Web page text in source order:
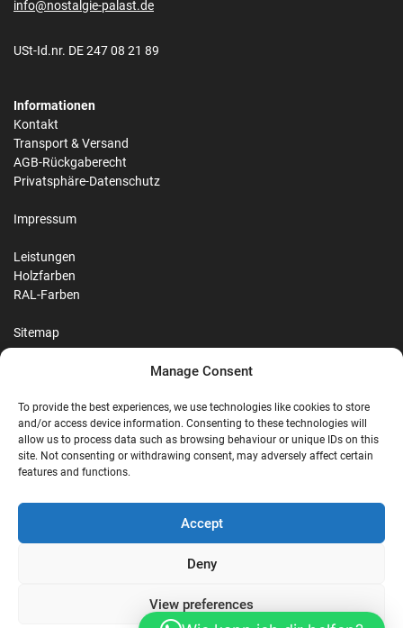
Manage Consent
To provide the best experiences, we use technologies like cookies to store
and/or access device information. Consenting to these technologies will
allow us to process data such as browsing behaviour or unique IDs on this
site. Not consenting or withdrawing consent, may adversely affect certain
features and functions.
Accept
Deny
View preferences
info@nostalgie-palast.de
USt-Id.nr. DE 247 08 21 89
Informationen
Kontakt
Transport & Versand
AGB-Rückgaberecht
Privatsphäre-Datenschutz
Impressum
Leistungen
Holzfarben
RAL-Farben
Sitemap
G Google Reviews
reviews